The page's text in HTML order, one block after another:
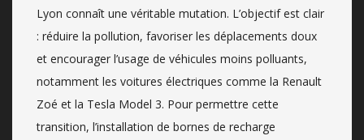
Lyon connaît une véritable mutation. L’objectif est clair
: réduire la pollution, favoriser les déplacements doux
et encourager l’usage de véhicules moins polluants,
notamment les voitures électriques comme la Renault
Zoé et la Tesla Model 3. Pour permettre cette
transition, l’installation de bornes de recharge